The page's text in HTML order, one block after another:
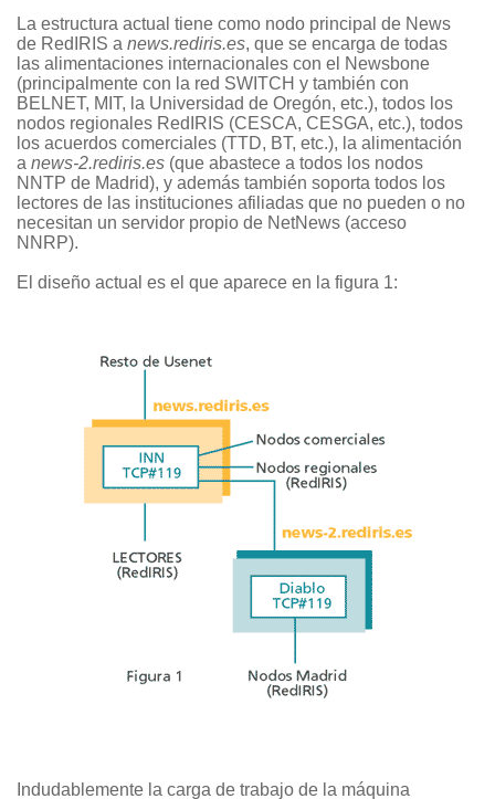
La estructura actual tiene como nodo principal de News
de RedIRIS a news.rediris.es, que se encarga de todas
las alimentaciones internacionales con el Newsbone
(principalmente con la red SWITCH y también con
BELNET, MIT, la Universidad de Oregón, etc.), todos los
nodos regionales RedIRIS (CESCA, CESGA, etc.), todos
los acuerdos comerciales (TTD, BT, etc.), la alimentación
a news-2.rediris.es (que abastece a todos los nodos
NNTP de Madrid), y además también soporta todos los
lectores de las instituciones afiliadas que no pueden o no
necesitan un servidor propio de NetNews (acceso
NNRP).
El diseño actual es el que aparece en la figura 1:
Indudablemente la carga de trabajo de la máquina